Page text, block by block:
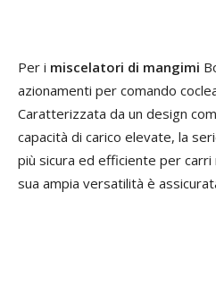
Per i miscelatori di mangimi
azionamenti per comando
Caratterizzata da un design
capacità di carico elevate, la
più sicura ed efficiente per
sua ampia versatilità è